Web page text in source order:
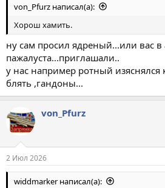
von_Pfurz написал(а):
Хорош хамить.
ну сам просил ядреный...или вас
пажалуста...приглашали..
у нас например ротный
блять ,гандоны...
von_Pfurz
2 Июл 2026
widdmarker написал(а):